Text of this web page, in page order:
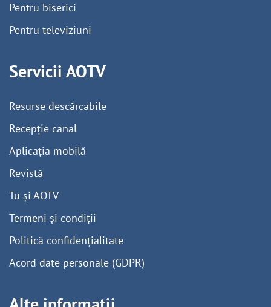
Pentru biserici
Pentru televiziuni
Servicii AOTV
Resurse descărcabile
Recepție canal
Aplicația mobilă
Revistă
Tu și AOTV
Termeni și condiții
Politică confidențialitate
Acord date personale (GDPR)